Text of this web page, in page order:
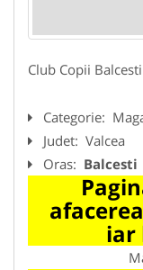
Club Copii Balcesti
Categorie:
Judet: Valcea
Oras: Balcesti
iar